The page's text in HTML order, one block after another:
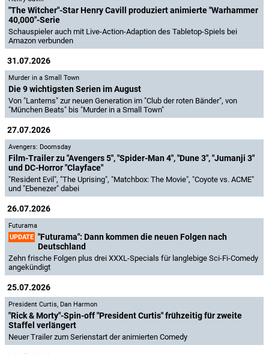
"The Witcher"-Star Henry Cavill produziert animierte "Warhammer
40,000"-Serie
Schauspieler auch mit Live-Action-Adaption des Tabletop-Spiels bei
Amazon verbunden
31.07.2026
Murder in a Small Town
Die 9 wichtigsten Serien im August
Von "Lanterns" zur neuen Generation im "Club der roten Bänder", von
"München Beats" bis "Murder in a Small Town"
27.07.2026
Avengers: Doomsday
Film-Trailer zu "Avengers 5", "Spider-Man 4", "Dune 3", "Jumanji 3"
und DC-Horror "Clayface"
"Resident Evil", "The Uprising", "Matchbox: The Movie", "Coyote vs. ACME"
und "Ebenezer" dabei
26.07.2026
Futurama
UPDATE "Futurama": Dann kommen die neuen Folgen nach
Deutschland
Zehn frische Folgen plus drei XXXL-Specials für langlebige Sci-Fi-Comedy
angekündigt
25.07.2026
President Curtis, Dan Harmon
"Rick & Morty"-Spin-off "President Curtis" frühzeitig für zweite
Staffel verlängert
Neuer Trailer zum Serienstart der animierten Comedy